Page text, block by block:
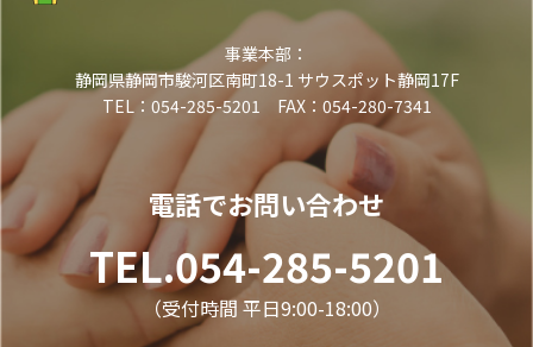
事業本部：
静岡県静岡市駿河区南町18-1 サウスポット静岡17F
TEL：054-285-5201 FAX：054-280-7341
電話でお問い合わせ
TEL.054-285-5201
（受付時間 平日9:00-18:00）